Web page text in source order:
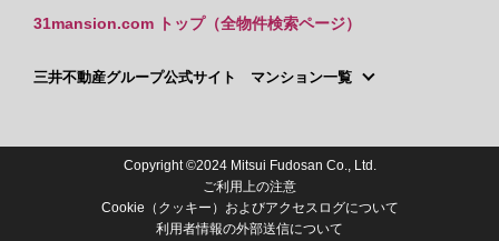
31mansion.com トップ（全物件検索ページ）
三井不動産グループ公式サイト マンション一覧
Copyright ©2024 Mitsui Fudosan Co., Ltd.
ご利用上の注意
Cookie（クッキー）およびアクセスログについて
利用者情報の外部送信について